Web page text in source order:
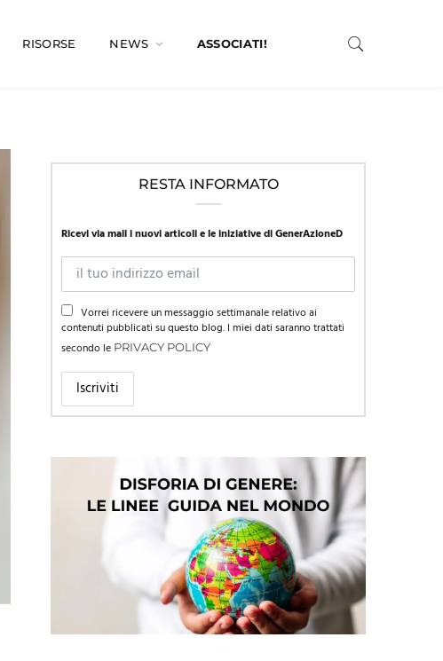
RISORSE NEWS ASSOCIATI!
RESTA INFORMATO
Ricevi via mail i nuovi articoli e le iniziative di GenerAzioneD
Vorrei ricevere un messaggio settimanale relativo ai
contenuti pubblicati su questo blog. I miei dati saranno trattati
secondo le PRIVACY POLICY